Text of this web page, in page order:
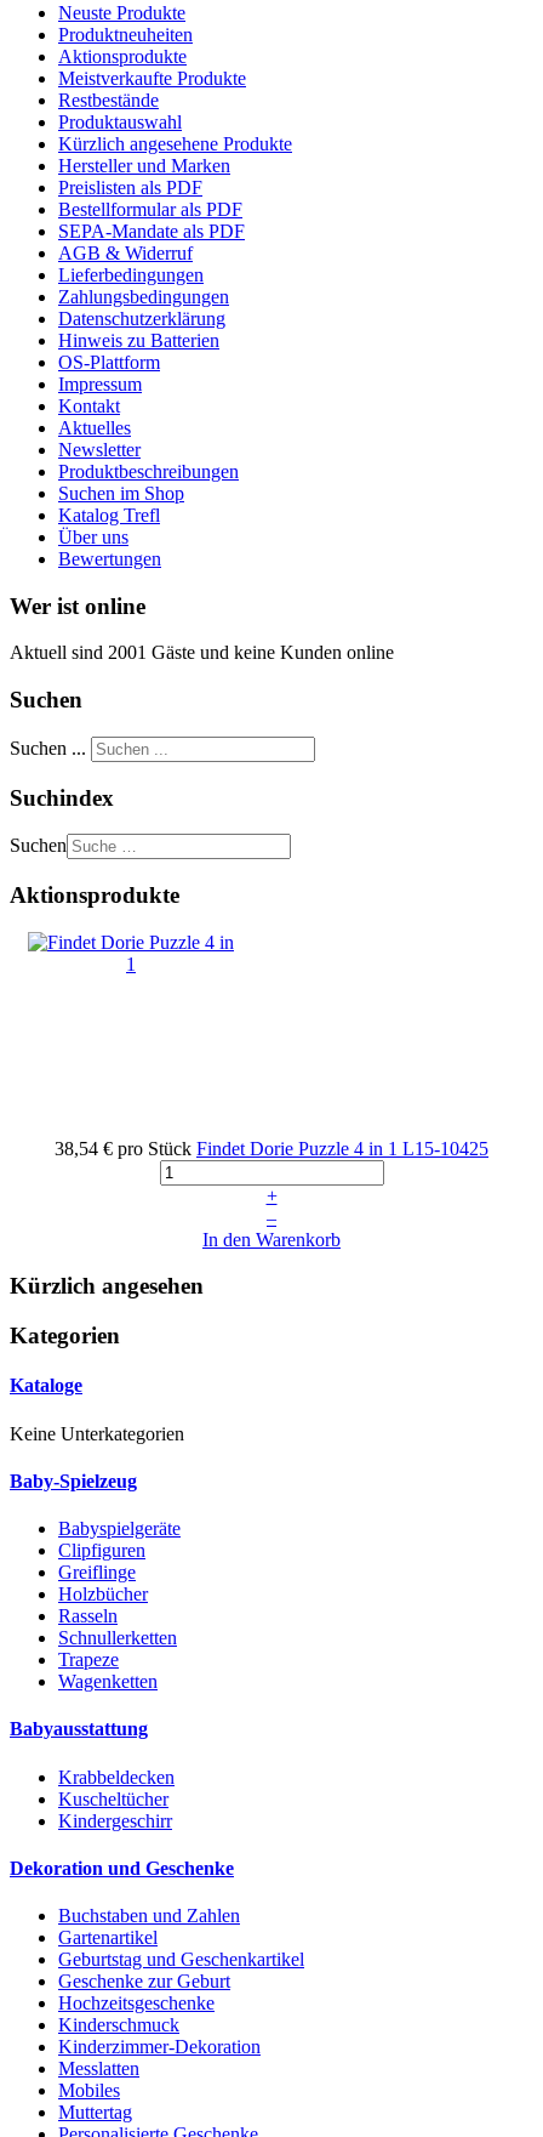
Neuste Produkte
Produktneuheiten
Aktionsprodukte
Meistverkaufte Produkte
Restbestände
Produktauswahl
Kürzlich angesehene Produkte
Hersteller und Marken
Preislisten als PDF
Bestellformular als PDF
SEPA-Mandate als PDF
AGB & Widerruf
Lieferbedingungen
Zahlungsbedingungen
Datenschutzerklärung
Hinweis zu Batterien
OS-Plattform
Impressum
Kontakt
Aktuelles
Newsletter
Produktbeschreibungen
Suchen im Shop
Katalog Trefl
Über uns
Bewertungen
Wer ist online
Aktuell sind 2001 Gäste und keine Kunden online
Suchen
Suchen ...
Suchindex
Suchen
Aktionsprodukte
38,54 € pro Stück Findet Dorie Puzzle 4 in 1 L15-10425
+
–
In den Warenkorb
Kürzlich angesehen
Kategorien
Kataloge
Keine Unterkategorien
Baby-Spielzeug
Babyspielgeräte
Clipfiguren
Greiflinge
Holzbücher
Rasseln
Schnullerketten
Trapeze
Wagenketten
Babyausstattung
Krabbeldecken
Kuscheltücher
Kindergeschirr
Dekoration und Geschenke
Buchstaben und Zahlen
Gartenartikel
Geburtstag und Geschenkartikel
Geschenke zur Geburt
Hochzeitsgeschenke
Kinderschmuck
Kinderzimmer-Dekoration
Messlatten
Mobiles
Muttertag